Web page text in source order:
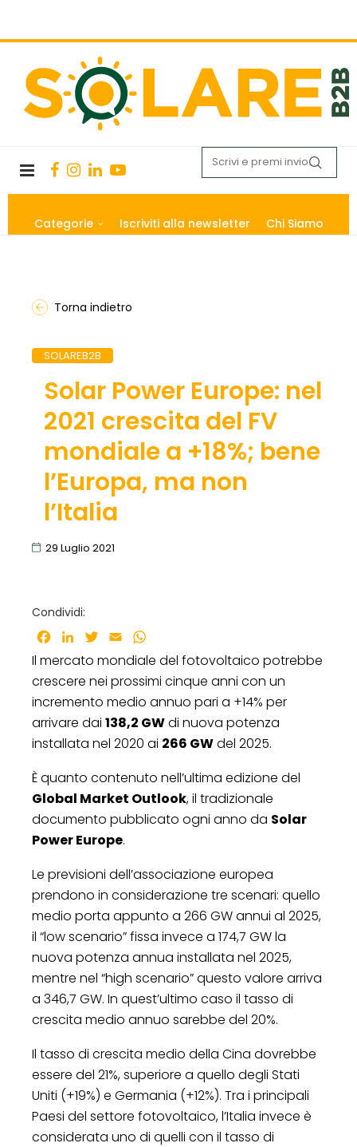
Categorie Iscriviti alla newsletter Chi Siamo
Torna indietro
SOLAREB2B
Solar Power Europe: nel
2021 crescita del FV
mondiale a +18%; bene
l’Europa, ma non
l’Italia
29 Luglio 2021
Condividi:
Facebook
LinkedInTwitter
Email
Il mercato mondiale del fotovoltaico potrebbe
crescere nei prossimi cinque anni con un
incremento medio annuo pari a +14% per
arrivare dai 138,2 GWdi nuova potenza
installata nel 2020 ai 266 GWdel 2025.
È quanto contenuto nell’ultima edizione del
Global Market Outlook, il tradizionale
documento pubblicato ogni anno da Solar
Power Europe.
Le previsioni dell’associazione europea
prendono in considerazione tre scenari: quello
medio porta appunto a 266 GW annui al 2025,
il “low scenario” fissa invece a 174,7 GW la
nuova potenza annua installata nel 2025,
mentre nel “high scenario” questo valore arriva
a 346,7 GW. In quest’ultimo caso il tasso di
crescita medio annuo sarebbe del 20%.
Il tasso di crescita medio della Cina dovrebbe
essere del 21%, superiore a quello degli Stati
Uniti (+19%) e Germania (+12%). Tra i principali
Paesi del settore fotovoltaico, l’Italia invece è
considerata uno di quelli con il tasso di